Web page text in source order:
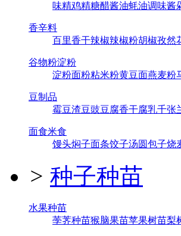
味精鸡精糖醋酱油蚝油调味酱
香辛料
百里香干辣椒辣椒粉胡椒孜然
谷物粉淀粉
淀粉面粉粘米粉黄豆面燕麦粉
豆制品
霉豆渣豆豉豆腐香干腐乳千张
面食米食
馒头焖子面条饺子汤圆包子烧
> 种子种苗
水果种苗
荸荠种苗猴脑果苗苹果树苗梨